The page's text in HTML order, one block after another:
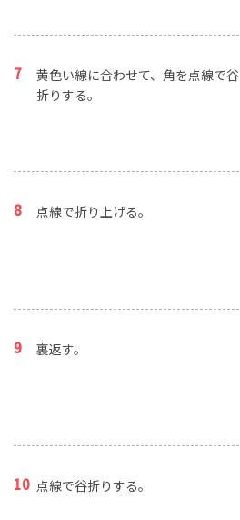
黄色い線に合わせて、角を点線で谷
折りする。
点線で折り上げる。
裏返す。
点線で谷折りする。